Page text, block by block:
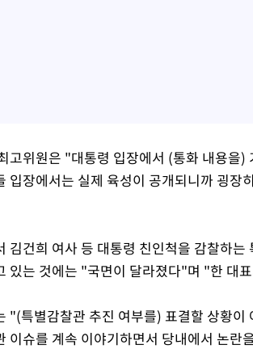
고위원은 "대통령 입장에서 (통화 내용을
입장에서는 실제 육성이 공개되니까 굉장
김건희 여사 등 대통령 친인척을 감찰하
있는 것에는 "국면이 달라졌다"며 "한 대
"(특별감찰관 추진 여부를) 표결할 상황
이슈를 계속 이야기하면서 당내에서 논